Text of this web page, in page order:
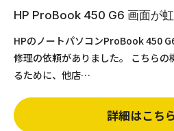
HP ProBook 450 G6 画面が
HPのノートパソコンProBook 450
修理の依頼がありました。 こちらの
るために、他店…
詳細はこち